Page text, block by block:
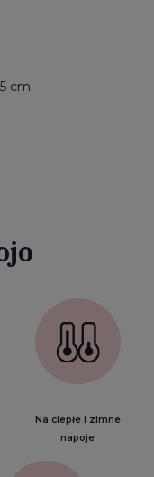
cm
Na ciepłe i zimne
napoje